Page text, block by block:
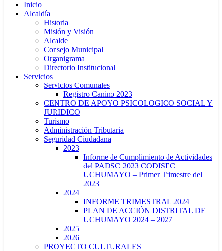
Inicio
Alcaldía
Historia
Misión y Visión
Alcalde
Consejo Municipal
Organigrama
Directorio Institucional
Servicios
Servicios Comunales
Registro Canino 2023
CENTRO DE APOYO PSICOLOGICO SOCIAL Y
JURIDICO
Turismo
Administración Tributaria
Seguridad Ciudadana
2023
Informe de Cumplimiento de Actividades
del PADSC-2023 CODISEC-
UCHUMAYO – Primer Trimestre del
2023
2024
INFORME TRIMESTRAL 2024
PLAN DE ACCIÓN DISTRITAL DE
UCHUMAYO 2024 – 2027
2025
2026
PROYECTO CULTURALES